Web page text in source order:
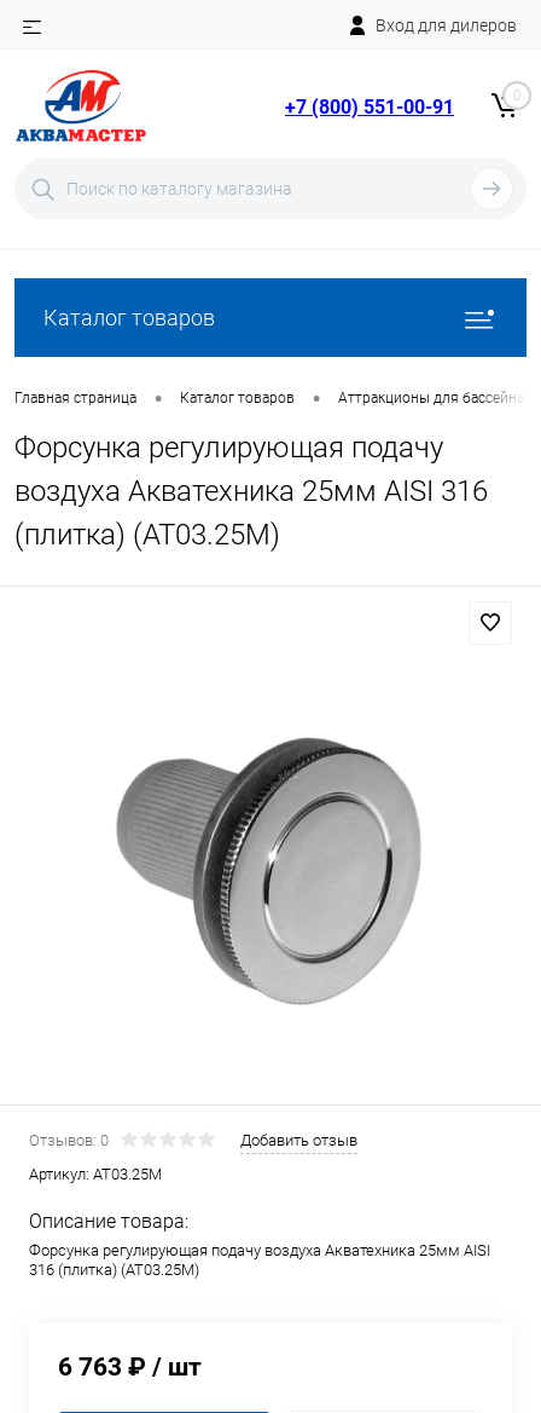
Вход для дилеров
+7 (800) 551-00-91 0
Каталог товаров
Главная страница • Каталог товаров • Аттракционы для бассейна
Форсунка регулирующая подачу
воздуха Акватехника 25мм AISI 316
(плитка) (AT03.25M)
Отзывов: 0
Добавить отзыв
Артикул: AT03.25M
Описание товара:
Форсунка регулирующая подачу воздуха Акватехника 25мм AISI
316 (плитка) (AT03.25M)
6 763 ₽ / шт